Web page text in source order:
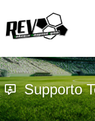
Supporto